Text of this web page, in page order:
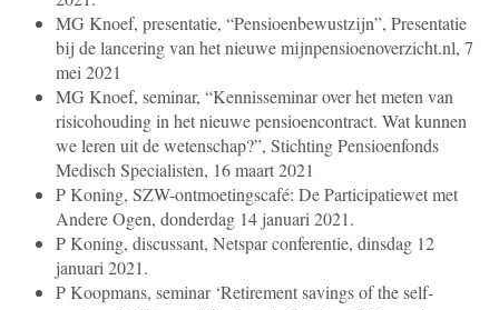
MG Knoef, presentatie, “Pensioenbewustzijn”, Presentatie
bij de lancering van het nieuwe mijnpensioenoverzicht.nl, 7
mei 2021
MG Knoef, seminar, “Kennisseminar over het meten van
risicohouding in het nieuwe pensioencontract. Wat kunnen
we leren uit de wetenschap?”, Stichting Pensioenfonds
Medisch Specialisten, 16 maart 2021
P Koning, SZW-ontmoetingscafé: De Participatiewet met
Andere Ogen, donderdag 14 januari 2021.
P Koning, discussant, Netspar conferentie, dinsdag 12
januari 2021.
P Koopmans, seminar ‘Retirement savings of the self-